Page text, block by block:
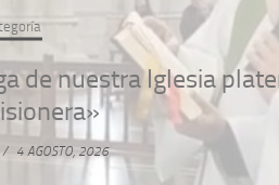
de nuestra Iglesia
/ 4 AGOSTO, 2026